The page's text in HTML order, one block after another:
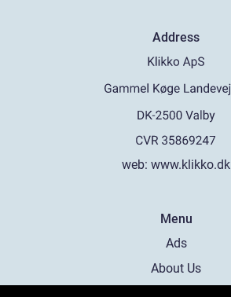
Address
web: www.klikko.dk
Menu
Ads
About Us